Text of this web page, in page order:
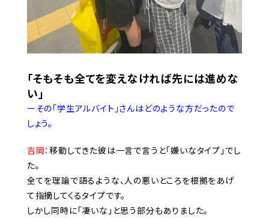
「そもそも全てを変えなければ先には進めな
い」
ーその「学生アルバイト」さんはどのような方だったので
しょう。
吉岡：移動してきた彼は一言で言うと「嫌いなタイプ」でし
た。
全てを理論で語るような、人の悪いところを根拠をあげ
て指摘してくるタイプです。
しかし同時に「凄いな」と思う部分もありました。